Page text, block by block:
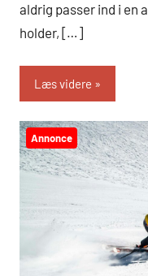
aldrig passer ind i en
holder, […]
Læs videre
Annonce